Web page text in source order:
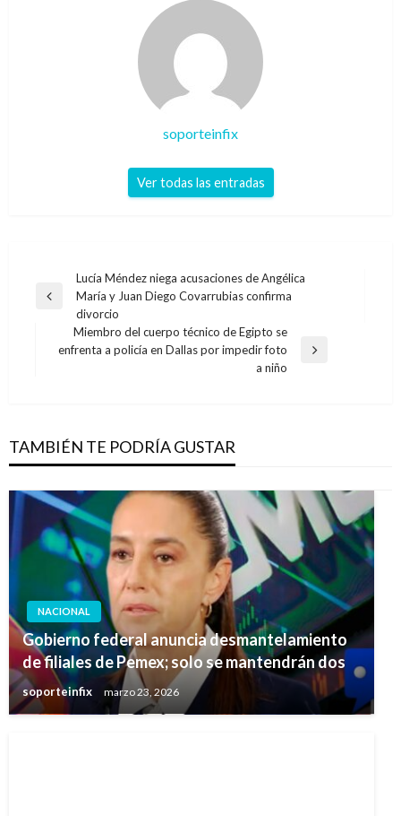
soporteinfix
Ver todas las entradas
Navegación
de
entradas
Entrada
Lucía Méndez niega acusaciones de Angélica
María y Juan Diego Covarrubias confirma
divorcio
Entrada
Miembro del cuerpo técnico de Egipto se
enfrenta a policía en Dallas por impedir foto
a niño
TAMBIÉN TE PODRÍA GUSTAR
NACIONAL
Gobierno federal anuncia desmantelamiento
de filiales de Pemex; solo se mantendrán dos
soporteinfix marzo 23, 2026